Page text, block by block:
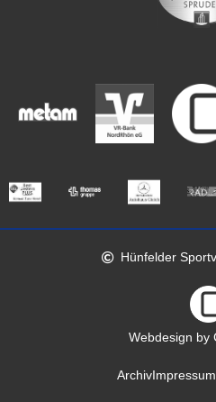
Hünfelder
Webdesign by
ArchivImpressum